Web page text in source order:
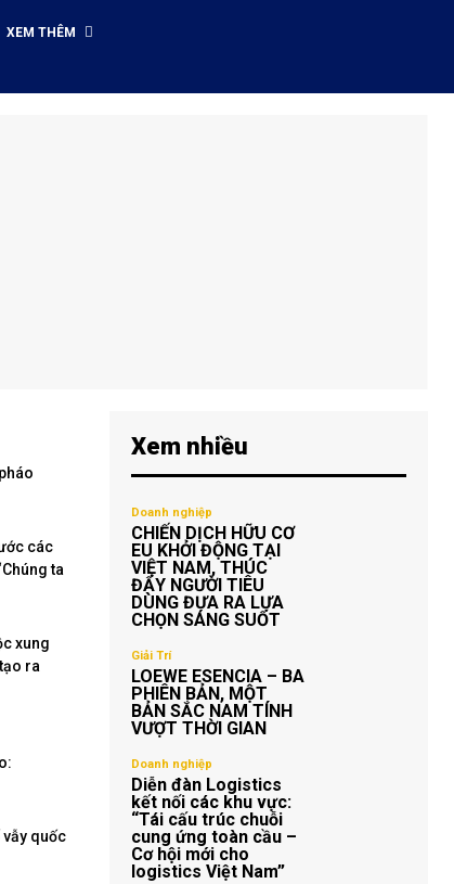
XEM THÊM
các
ta
xung
ra
vẫy quốc
Xem nhiều
Doanh nghiệp
CHIẾN DỊCH HỮU CƠ
EU KHỞI ĐỘNG TẠI
VIỆT NAM, THÚC
ĐẨY NGƯỜI TIÊU
DÙNG ĐƯA RA LỰA
CHỌN SÁNG SUỐT
Giải Trí
LOEWE ESENCIA – BA
PHIÊN BẢN, MỘT
BẢN SẮC NAM TÍNH
VƯỢT THỜI GIAN
Doanh nghiệp
Diễn đàn Logistics
kết nối các khu vực:
“Tái cấu trúc chuỗi
cung ứng toàn cầu –
Cơ hội mới cho
logistics Việt Nam”